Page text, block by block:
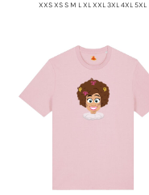
XXS XS S M L XL XXL 3XL 4XL 5XL